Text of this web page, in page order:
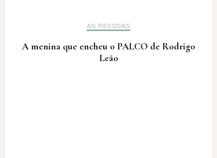
AS PESSOAS
A menina que encheu o PALCO de Rodrigo
Leão